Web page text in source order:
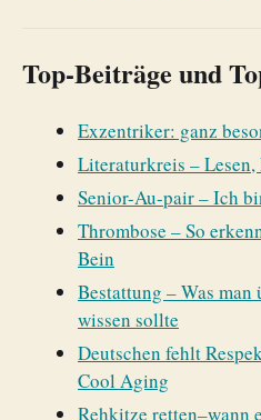
Top-Beiträge und
Exzentriker: ganz
Literaturkreis – Lesen,
Senior-Au-pair – Ich
Thrombose – So
Bein
Bestattung – Was
wissen sollte
Deutschen fehlt
Cool Aging
Rehkitze retten–wann